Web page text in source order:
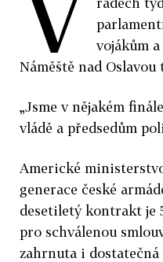
vojákům
Náměště nad
„Jsme v nějakém
vládě a předsedům
Americké
generace české
desetiletý kontrakt je
pro schválenou
zahrnuta i dostatečná